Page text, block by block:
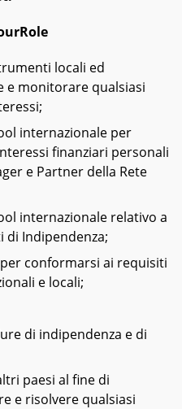
locali ed
e monitorare qualsiasi
internazionale per
finanziari personali
e Partner della Rete
internazionale relativo a
di Indipendenza;
conformarsi ai requisiti
e locali;
di indipendenza e di
paesi al fine di
e risolvere qualsiasi